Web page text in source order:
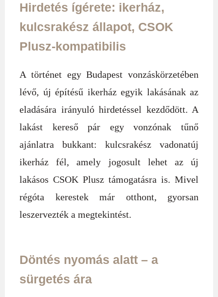
Hirdetés ígérete: ikerház,
kulcsrakész állapot, CSOK
Plusz-kompatibilis
A történet egy Budapest vonzáskörzetében
lévő, új építésű ikerház egyik lakásának az
eladására irányuló hirdetéssel kezdődött. A
lakást kereső pár egy vonzónak tűnő
ajánlatra bukkant: kulcsrakész vadonatúj
ikerház fél, amely jogosult lehet az új
lakásos CSOK Plusz támogatásra is. Mivel
régóta kerestek már otthont, gyorsan
leszervezték a megtekintést.
Döntés nyomás alatt – a
sürgetés ára